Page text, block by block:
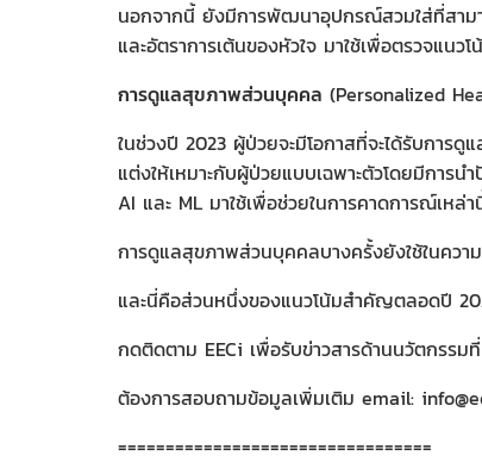
นอกจากนี้ ยังมีการพัฒนาอุปกรณ์สวมใส่ที่สาม
และอัตราการเต้นของหัวใจ มาใช้เพื่อตรวจแนว
การดูแลสุขภาพส่วนบุคคล (Personalized
ในช่วงปี 2023 ผู้ป่วยจะมีโอกาสที่จะได้รับการ
แต่งให้เหมาะกับผู้ป่วยแบบเฉพาะตัวโดยมีการ
AI และ ML มาใช้เพื่อช่วยในการคาดการณ์เหล่า
การดูแลสุขภาพส่วนบุคคลบางครั้งยังใช้ในควา
และนี่คือส่วนหนึ่งของแนวโน้มสําคัญตลอดปี
กดติดตาม EECi เพื่อรับข่าวสารด้านนวัตกรรม
ต้องการสอบถามข้อมูลเพิ่มเติม email:
=================================